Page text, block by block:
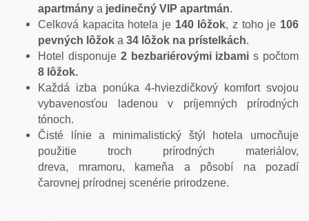
apartmány a jedinečný VIP apartmán.
Celková kapacita hotela je 140 lôžok, z toho je 106
pevných lôžok a 34 lôžok na prístelkách.
Hotel disponuje 2 bezbariérovými izbami s počtom
8 lôžok.
Každá izba ponúka 4-hviezdičkový komfort svojou
vybavenosťou ladenou v príjemných prírodných
tónoch.
Čisté línie a minimalistický štýl hotela umocňuje
použitie troch prírodných materiálov,
dreva, mramoru, kameňa a pôsobí na pozadí
čarovnej prírodnej scenérie prirodzene.